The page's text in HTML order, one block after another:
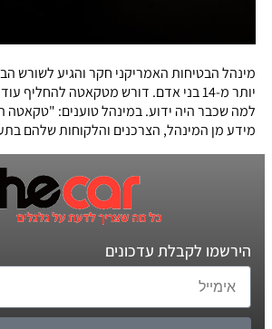
מינהל הבטיחות האמריקני חקר והגיע לשורש
למה שכבר היה ידוע. במינהל טוענים: "טקאטה
מידע מן המינהל, הצרכנים והלקוחות שלהם
הירשמו לקבלת עדכונים